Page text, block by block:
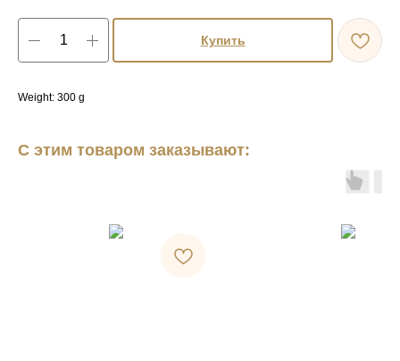
Купить
Weight: 300 g
С этим товаром заказывают: